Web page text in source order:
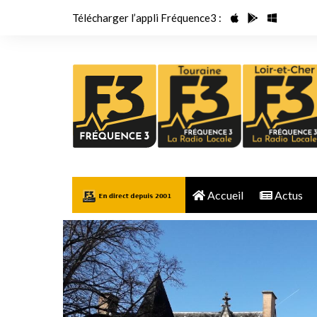
Télécharger l’appli Fréquence3 :
Accueil Actus